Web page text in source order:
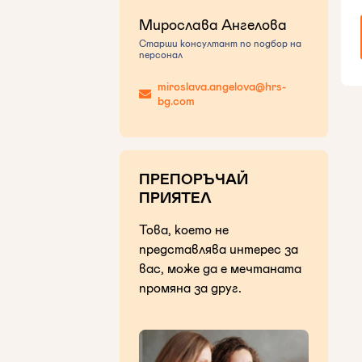
Мирослава Ангелова
Старши консултант по подбор на
персонал
miroslava.angelova@hrs-
bg.com
ПРЕПОРЪЧАЙ
ПРИЯТЕЛ
Това, което не
представлява интерес за
вас, може да е мечтаната
промяна за друг.